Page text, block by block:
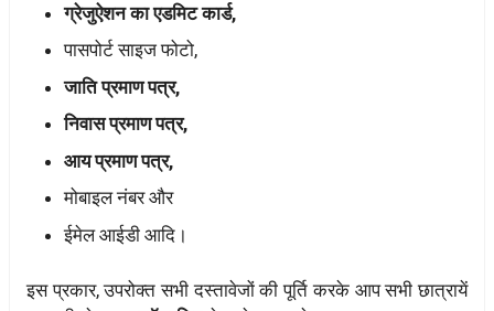
ग्रेजुऐशन का एडमिट कार्ड,
पासपोर्ट साइज फोटो,
जाति प्रमाण पत्र,
निवास प्रमाण पत्र,
आय प्रमाण पत्र,
मोबाइल नंबर और
ईमेल आईडी आदि।
इस प्रकार, उपरोक्त सभी दस्तावेजों की पूर्ति करके आप सभी छात्रायें